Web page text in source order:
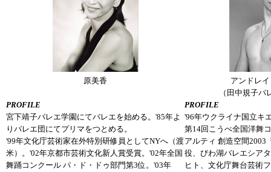
原美香
アンドレ
（田中規子バ
PROFILE
宮下靖子バレエ学園にてバレエを始める。'85年よ
りバレエ団にてプリマをつとめる。
'99年文化庁芸術家在外特別研修員としてNYへ（渡
米）。'02年京都市芸術文化新人賞受賞。'02年全国
舞踊コンクール パ・ド・ドゥ部門第3位。'03年
PROFILE
'96年ウクライナ国立キ
第14回こうべ全国洋舞
アルティ 創造空間2003
役、びわ湖バレエシア
ヒト、文化庁舞台芸術